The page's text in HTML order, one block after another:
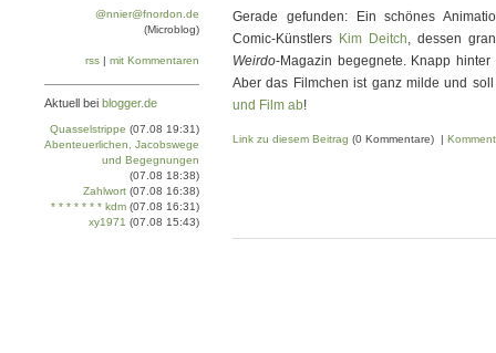
Gerade gefunden: Ein schönes
Comic-Künstlers Kim Deitch, dessen
Weirdo-Magazin begegnete. Knapp
Aber das Filmchen ist ganz milde und
und Film ab!
Link zu diesem Beitrag (0 Kommentare) |
@nnier@fnordon.de
(Microblog)
rss | mit Kommentaren
Aktuell bei blogger.de
Quasselstrippe (07.08 19:31)
Abenteuerlichen, Jacobswege
und Begegnungen
(07.08 18:38)
Zahlwort (07.08 16:38)
* * * * * * * kdm (07.08 16:31)
xy1971 (07.08 15:43)